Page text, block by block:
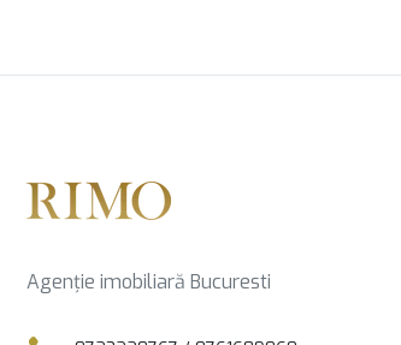
Agenție imobiliară Bucuresti